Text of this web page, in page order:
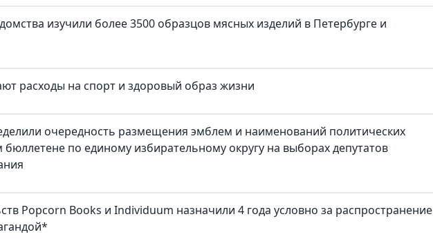
изучили более 3500 образцов мясных изделий в Петербурге и
расходы на спорт и здоровый образ жизни
очередность размещения эмблем и наименований политических
по единому избирательному округу на выборах депутатов
Popcorn Books и Individuum назначили 4 года условно за распространение